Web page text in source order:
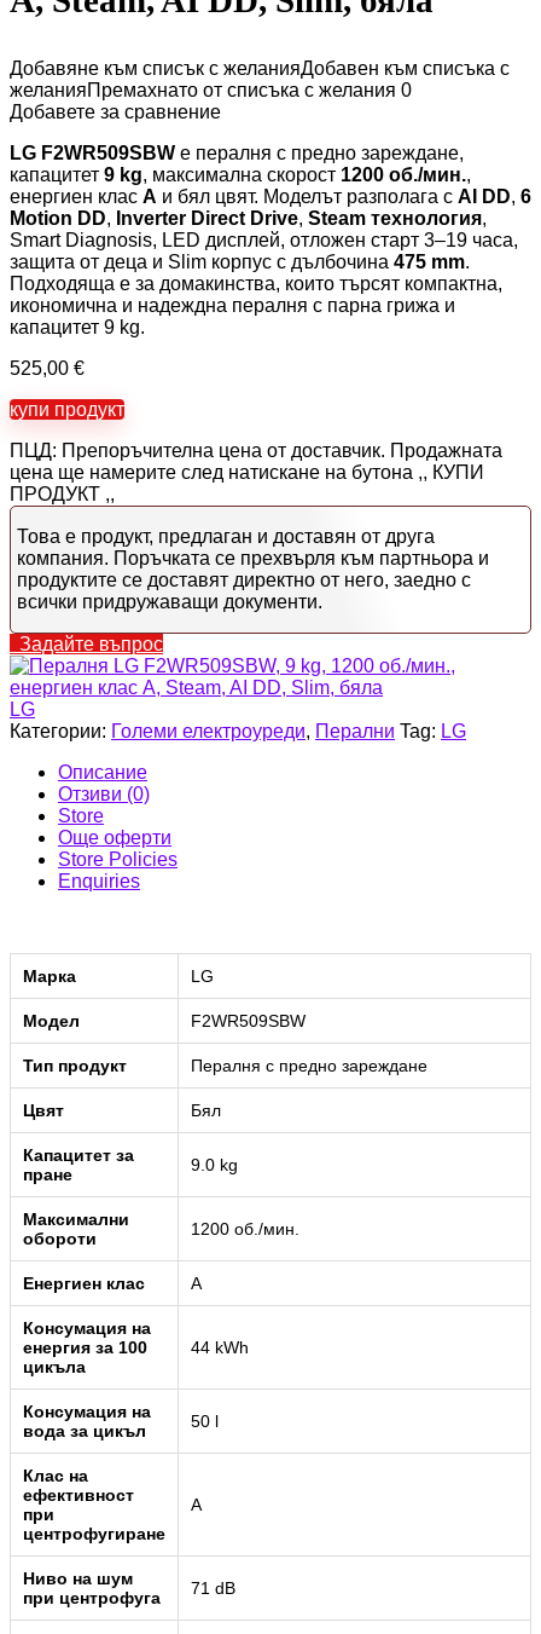
Добавяне към списък с желанияДобавен към списъка с
желанияПремахнато от списъка с желания 0
Добавете за сравнение
LG F2WR509SBW е пералня с предно зареждане,
капацитет 9 kg, максимална скорост 1200 об./мин.,
енергиен клас A и бял цвят. Моделът разполага с AI DD, 6
Motion DD, Inverter Direct Drive, Steam технология,
Smart Diagnosis, LED дисплей, отложен старт 3–19 часа,
защита от деца и Slim корпус с дълбочина 475 mm.
Подходяща е за домакинства, които търсят компактна,
икономична и надеждна пералня с парна грижа и
капацитет 9 kg.
525,00 €
купи продукт
ПЦД: Препоръчителна цена от доставчик. Продажната
цена ще намерите след натискане на бутона ,, КУПИ
ПРОДУКТ ,,
Това е продукт, предлаган и доставян от друга
компания. Поръчката се прехвърля към партньора и
продуктите се доставят директно от него, заедно с
всички придружаващи документи.
Задайте въпрос
LG
Категории: Големи електроуреди, Перални Tag: LG
Описание
Отзиви (0)
Store
Още оферти
Store Policies
Enquiries
Марка LG
Модел F2WR509SBW
Тип продукт Пералня с предно зареждане
Цвят Бял
Капацитет за
пране
9.0 kg
Максимални
обороти
1200 об./мин.
Енергиен клас A
Консумация на
енергия за 100
цикъла
44 kWh
Консумация на
вода за цикъл
50 l
Клас на
ефективност
при
центрофугиране
A
Ниво на шум
при центрофуга
71 dB